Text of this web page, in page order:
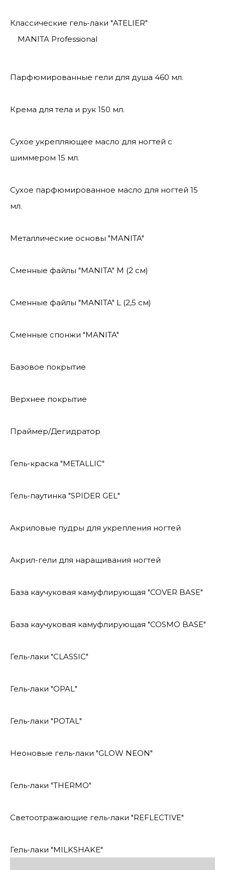
Классические гель-лаки "ATELIER"
MANITA Professional
Парфюмированные гели для душа 460 мл.
Крема для тела и рук 150 мл.
Сухое укрепляющее масло для ногтей с
шиммером 15 мл.
Сухое парфюмированное масло для ногтей 15
мл.
Металлические основы "MANITA"
Сменные файлы "MANITA" М (2 см)
Сменные файлы "MANITA" L (2,5 см)
Сменные спонжи "MANITA"
Базовое покрытие
Верхнее покрытие
Праймер/Дегидратор
Гель-краска "METALLIC"
Гель-паутинка "SPIDER GEL"
Акриловые пудры для укрепления ногтей
Акрил-гели для наращивания ногтей
База каучуковая камуфлирующая "COVER BASE"
База каучуковая камуфлирующая "COSMO BASE"
Гель-лаки "CLASSIC"
Гель-лаки "OPAL"
Гель-лаки "POTAL"
Неоновые гель-лаки "GLOW NEON"
Гель-лаки "THERMO"
Светоотражающие гель-лаки "REFLECTIVE"
Гель-лаки "MILKSHAKE"